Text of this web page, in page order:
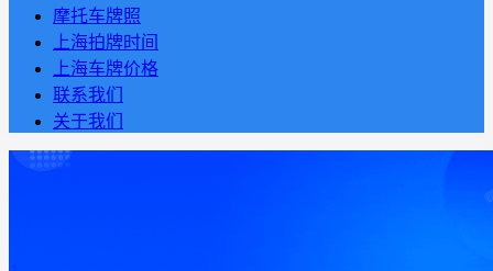
摩托车牌照
上海拍牌时间
上海车牌价格
联系我们
关于我们